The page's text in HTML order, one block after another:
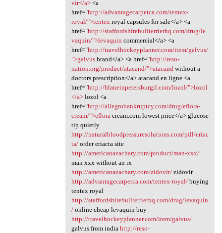
vir</a><a
href="http://advantagecarpetca.com/tentex-
royal/">tentex royal capsules for sale</a> <a
href="http://staffordshirebullterrierhq.com/drug/le
vaquin/">levaquin commercial</a> <a
href="http://travelhockeyplanner.com/item/galvus/
">galvusbrand</a> <a href="http://reso-
nation.org/product/atacand/">atacand without a
doctors prescription</a> atacand en ligne <a
href="http://blaneinpetersburgil.com/lozol/">lozol
</a>lozol <a
href="http://allegrobankruptcy.com/drug/eflora-
cream/">eflora cream.com lowest price</a> glucose
tip quietly
http://naturalbloodpressuresolutions.com/pill/eriac
ta/order eriacta site
http://americanazachary.com/product/man-xxx/
man xxx without an rx
http://americanazachary.com/zidovir/zidovir
http://advantagecarpetca.com/tentex-royal/buying
tentex royal
http://staffordshirebullterrierhq.com/drug/levaquin
/online cheap levaquin buy
http://travelhockeyplanner.com/item/galvus/
galvus from india http://reso-